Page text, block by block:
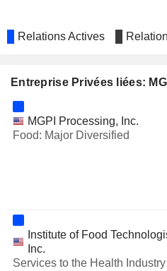
Relations Actives
Entreprise Privées liées:
MGPI Processing, Inc.
Food: Major Diversified
Institute of Food
Inc.
Services to the Health Industry